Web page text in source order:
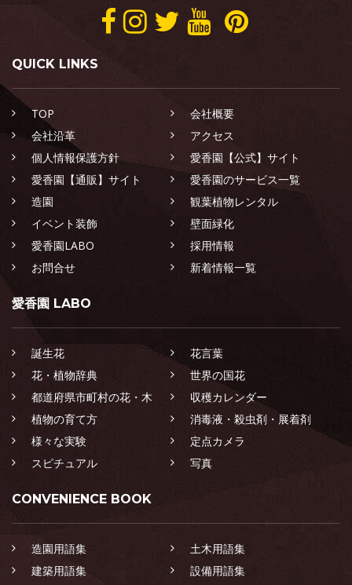
QUICK LINKS
TOP
会社概要
会社沿革
アクセス
個人情報保護方針
愛香園【公式】サイト
愛香園【通販】サイト
愛香園のサービス一覧
造園
観葉植物レンタル
イベント装飾
壁面緑化
愛香園LABO
採用情報
お問合せ
新着情報一覧
愛香園 LABO
誕生花
花言葉
花・植物辞典
世界の国花
都道府県市町村の花・木
収穫カレンダー
植物の育て方
消毒液・殺虫剤・展着剤
様々な実験
定点カメラ
スピチュアル
写真
CONVENIENCE BOOK
造園用語集
土木用語集
建築用語集
設備用語集